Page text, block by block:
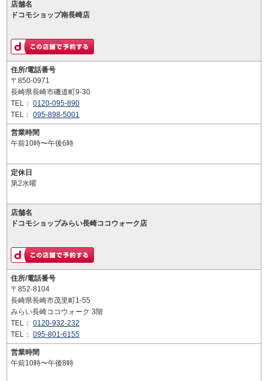
店舗名
ドコモショップ南長崎店
住所/電話番号
〒850-0971
長崎県長崎市磯道町9-30
TEL： 0120-095-890
TEL： 095-898-5001
営業時間
午前10時〜午後6時
定休日
第2水曜
店舗名
ドコモショップみらい長崎ココウォーク店
住所/電話番号
〒852-8104
長崎県長崎市茂里町1-55
みらい長崎ココウォーク 3階
TEL： 0120-932-232
TEL： 095-801-6155
営業時間
午前10時〜午後8時